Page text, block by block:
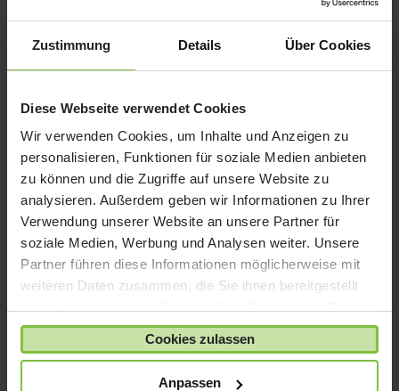
Zustimmung Details Über Cookies
Diese Webseite verwendet Cookies
Wir verwenden Cookies, um Inhalte und Anzeigen zu
personalisieren, Funktionen für soziale Medien anbieten
zu können und die Zugriffe auf unsere Website zu
analysieren. Außerdem geben wir Informationen zu Ihrer
Verwendung unserer Website an unsere Partner für
soziale Medien, Werbung und Analysen weiter. Unsere
Partner führen diese Informationen möglicherweise mit
weiteren Daten zusammen, die Sie ihnen bereitgestellt
gesammelt haben.
Cookies zulassen
Anpassen
iPad mini
iPad Pro
iPhone 6
iPhone SE
iPhone X
iPod nano
iPod shuffle
iPod touch
Kabel & Adapter
Kopfhörer
Lightning